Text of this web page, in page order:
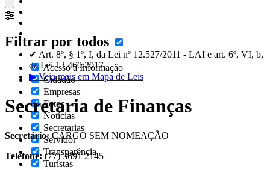
Filtrar por todos
Acesso à Informação
Cidadão
Empresas
Fotos
Notícias
Secretarias
Servidor
Transparência
Turistas
✔ Art. 8º, § 1º, I, da Lei nº 12.527/2011 - LAI e art. 6º, VI, b,
da Lei 13.460/2017
▶ Veja mais em Mapa de Leis
Secretaria de Finanças
Secretário: CARGO SEM NOMEAÇÃO
Telefone: (77) 3691 2145